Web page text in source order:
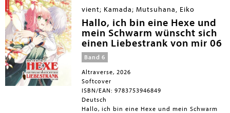
ans Licht zu bringen - immer unter
den wachsamen Blicken von
Kommandant Alesh.
vient; Kamada; Mutsuhana, Eiko
Hallo, ich bin eine Hexe und
mein Schwarm wünscht sich
einen Liebestrank von mir 06
Band 6
Altraverse, 2026
Softcover
ISBN/EAN: 9783753946849
Deutsch
Hallo, ich bin eine Hexe und mein Schwarm